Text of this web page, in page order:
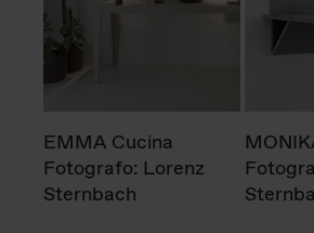
EMMA Cucina
Fotografo: Lorenz
Sternbach